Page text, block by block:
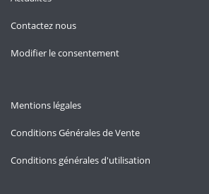
Contactez nous
Modifier le consentement
Mentions légales
Conditions Générales de Vente
Conditions générales d'utilisation